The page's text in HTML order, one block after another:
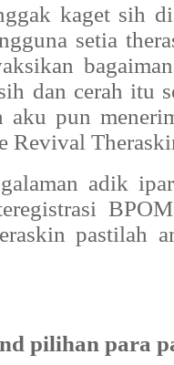
kaget sih
setia
dan cerah itu
aku pun
Revival
adik
pastilah
pilihan para